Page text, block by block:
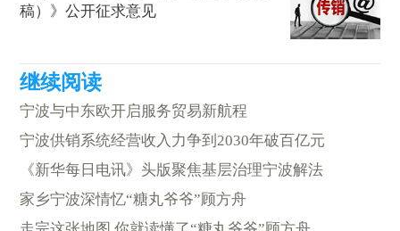
稿）》公开征求意见
宁波与中东欧开启服务贸易新航程
宁波供销系统经营收入力争到2030年破百亿元
《新华每日电讯》头版聚焦基层治理宁波解法
家乡宁波深情忆“糖丸爷爷”顾方舟